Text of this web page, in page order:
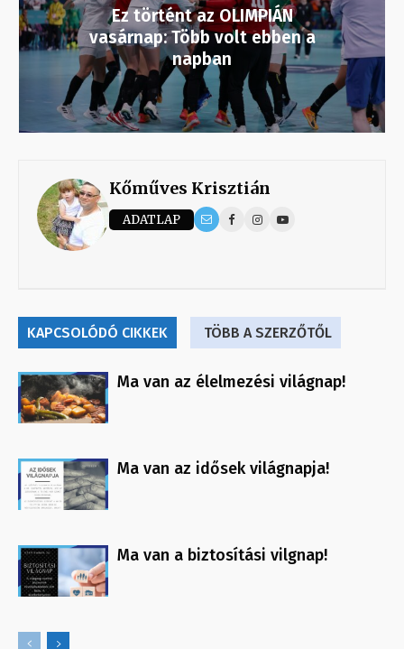
Ez történt az OLIMPIÁN
vasárnap: Több volt ebben a
napban
Kőműves Krisztián
ADATLAP
KAPCSOLÓDÓ CIKKEK TÖBB A SZERZŐTŐL
Ma van az élelmezési világnap!
Ma van az idősek világnapja!
Ma van a biztosítási vilgnap!